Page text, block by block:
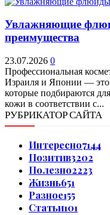
Увлажняющие
преимущества
23.07.2026 0
Профессиональная
Израиля и Японии — это
которые подбираются
кожи в соответствии с...
РУБРИКАТОР САЙТА
Интересно7144
Позитив3202
Полезно2223
Жизнь651
Разное155
Статьи101